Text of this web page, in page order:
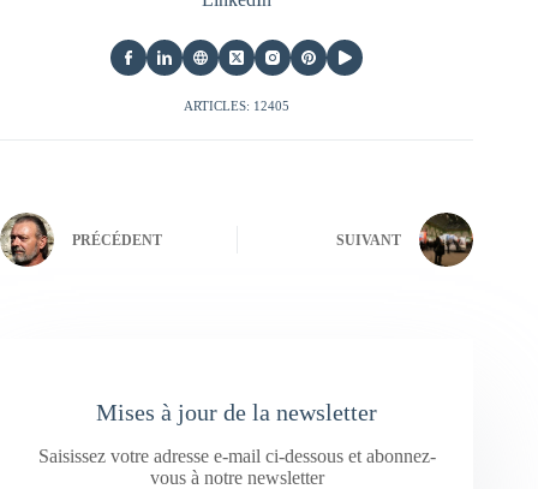
ARTICLES: 12405
PRÉCÉDENT SUIVANT
Mises à jour de la newsletter
Saisissez votre adresse e-mail ci-dessous et abonnez-
vous à notre newsletter